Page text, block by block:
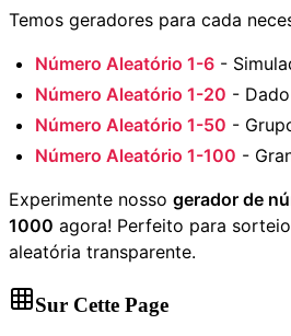
Temos geradores para cada
Número Aleatório 1-6 -
Número Aleatório 1-20 -
Número Aleatório 1-50 -
Número Aleatório 1-100 -
Experimente nosso gerador de
1000 agora! Perfeito para
aleatória transparente.
Sur Cette Page